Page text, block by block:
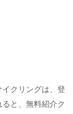
クリングは、登
と、無料紹介ク